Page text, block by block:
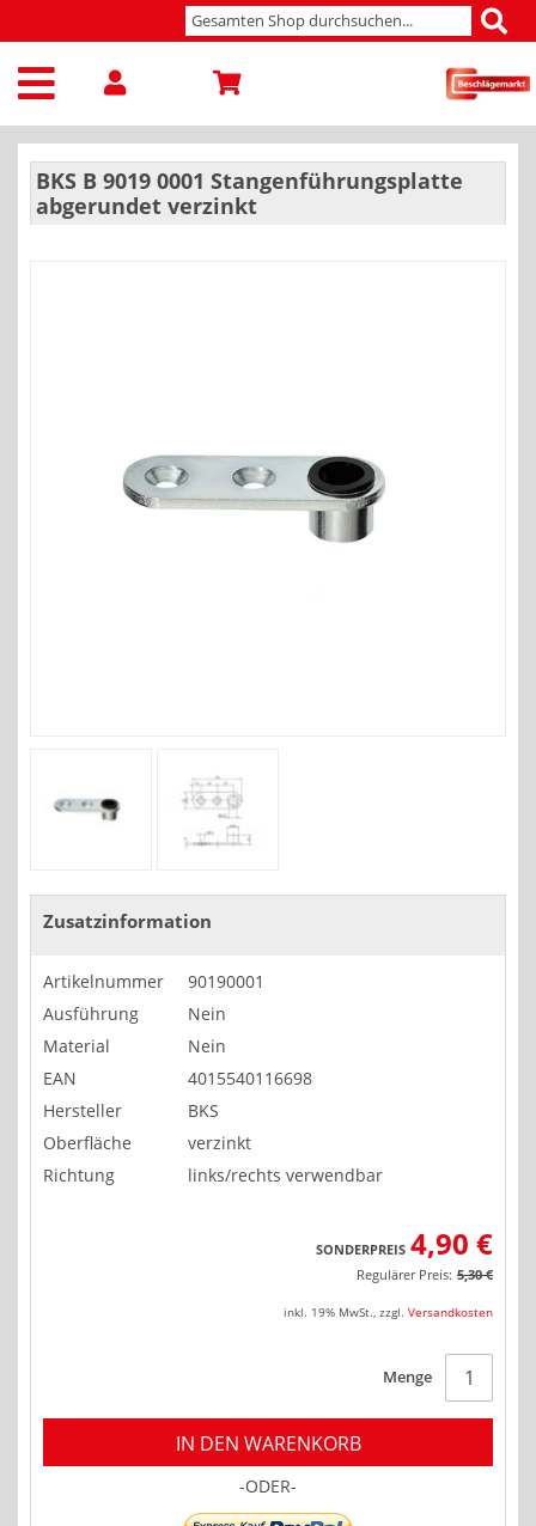
BKS B 9019 0001 Stangenführungsplatte
abgerundet verzinkt
Zusatzinformation
Artikelnummer
90190001
Ausführung
Nein
Material
Nein
EAN
4015540116698
Hersteller
BKS
Oberfläche
verzinkt
Richtung
links/rechts verwendbar
SONDERPREIS 4,90 €
Regulärer Preis: 5,30 €
inkl. 19% MwSt., zzgl. Versandkosten
Menge
IN DEN WARENKORB
-ODER-